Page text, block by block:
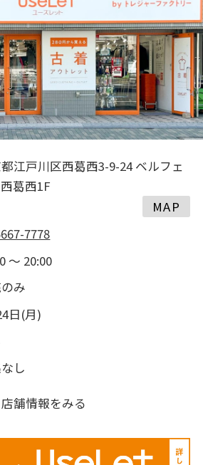
江戸川区西葛西3-9-24 ベルフェ
葛西1F
MAP
7778
～ 20:00
み
日(月)
し
店舗情報をみる